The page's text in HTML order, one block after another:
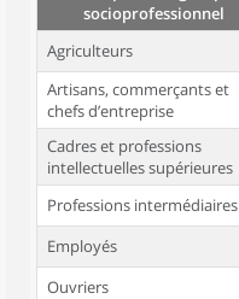
socioprofessionnel
Agriculteurs
Artisans, commerçants et
chefs d’entreprise
Cadres et professions
intellectuelles supérieures
Professions intermédiaires
Employés
Ouvriers